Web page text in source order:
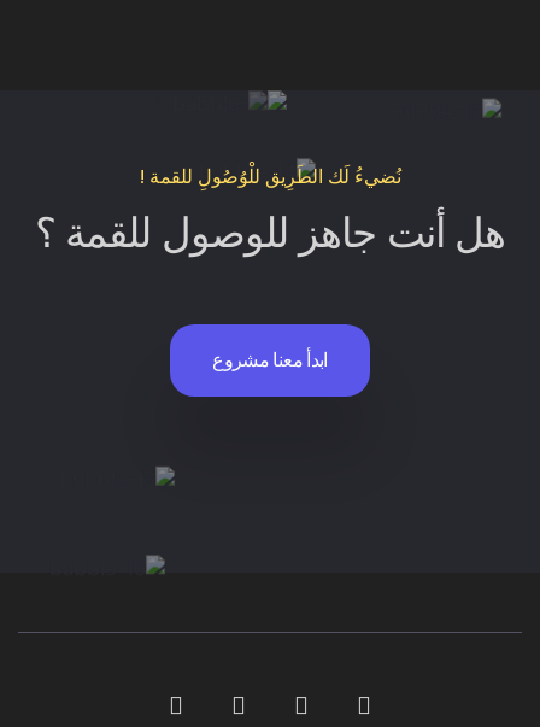
نُضيءُ لَك الطَرِيق للْوُصُولِ للقمة !
هل أنت جاهز للوصول للقمة ؟
ابدأ معنا مشروع